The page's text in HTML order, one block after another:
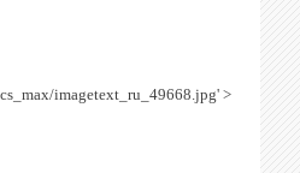
imagetext_ru_49668.jpg' >